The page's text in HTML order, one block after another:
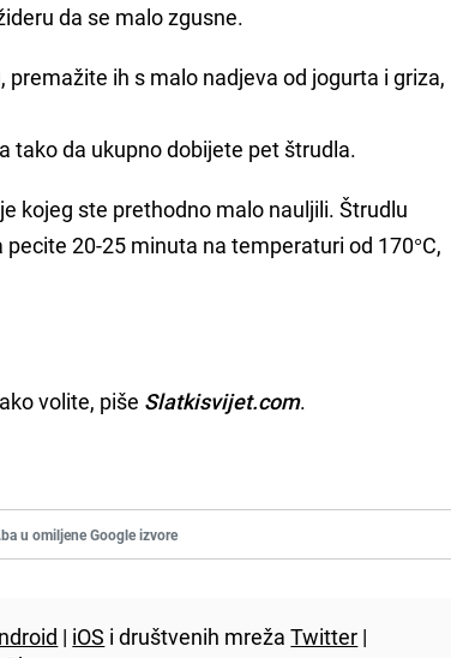
da se malo zgusne.
ih s malo nadjeva od jogurta i griza,
tako da ukupno dobijete pet štrudla.
kojeg ste prethodno malo nauljili. Štrudlu
20-25 minuta na temperaturi od 170°C,
volite, piše Slatkisvijet.com.
u omiljene Google izvore
| iOS i društvenih mrežaTwitter |